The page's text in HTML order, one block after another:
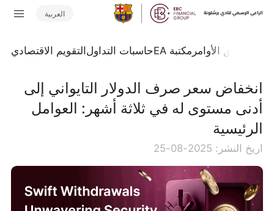
العربية
تدفق الأوامر مكتبة EA حاسبات التداولالتقويم الاقتصادي
انخفاض سعر صرف الدولار التايواني إلى
أدنى مستوى له في ثلاثة أشهر: العوامل
الرئيسية
اريخ النشر: 2025-08-25